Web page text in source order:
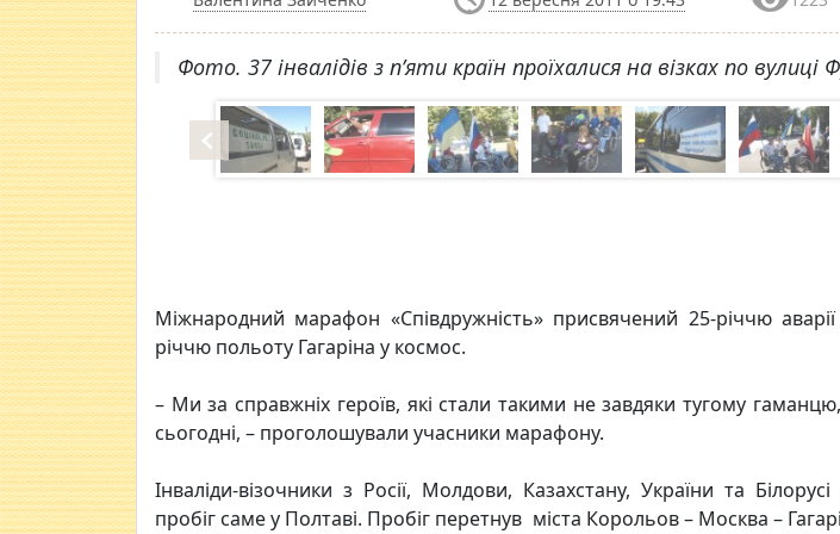
Фото. 37 інвалідів з п’яти країн проїхалися на візках по вулиці
Міжнародний марафон «Співдружність» присвячений 25-річчю
річчю польоту Гагаріна у космос.
– Ми за справжніх героїв, які стали такими не завдяки тугому
сьогодні, – проголошували учасники марафону.
Інваліди-візочники з Росії, Молдови, Казахстану, України та
пробіг саме у Полтаві. Пробіг перетнув міста Корольов – Москва –